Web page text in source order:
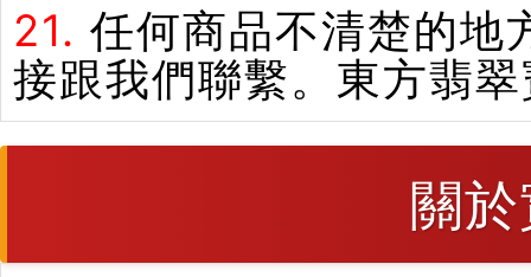
21. 任何商品不清楚的地
接跟我們聯繫。東方翡
關